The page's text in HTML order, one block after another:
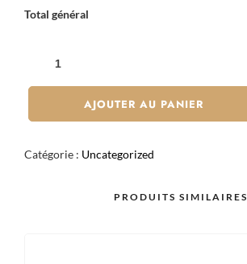
Total général
ROLLS
CONCOMBRE
AJOUTER AU PANIER
Catégorie : Uncategorized
PRODUITS SIMILAIRES